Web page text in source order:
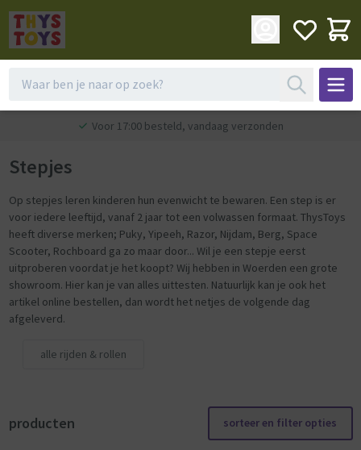
Voor 17:00 besteld, vandaag verzonden
Stepjes
Op stepjes leren kinderen hun evenwicht te bewaren. Een step is er
voor iedere leeftijd, vanaf 2 jaar tot een volwassen formaat. ThysToys
heeft diverse merken; Puky, Yipeeh, Razor, Nijdam, Berg, Space
Scooter, Rochboard ga zo maar door... Wil je een stepje eerst
uitproberen voordat je het koopt? Wij hebben in Woerden een grote
showroom. Hier kan je van alles uittesten. Natuurlijk kan je ook het
artikel online bestellen, dan wordt het netjes de volgende dag
afgeleverd.
alle rijden & rollen
producten sorteer en filter opties